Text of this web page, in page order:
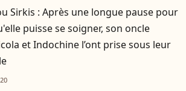
Sirkis : Après une longue pause pour
puisse se soigner, son oncle
et Indochine l’ont prise sous leur